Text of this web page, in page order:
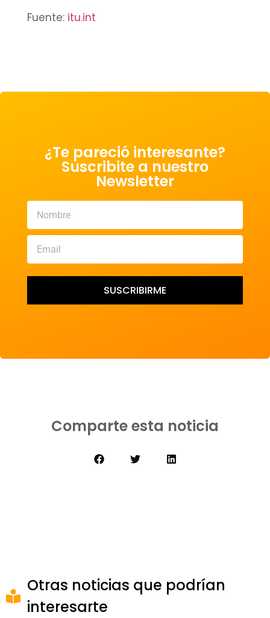
Fuente: itu.int
¿Te pareció interesante?
Suscribite a nuestro
Newsletter
SUSCRIBIRME
Comparte esta noticia
Otras noticias que podrían
interesarte